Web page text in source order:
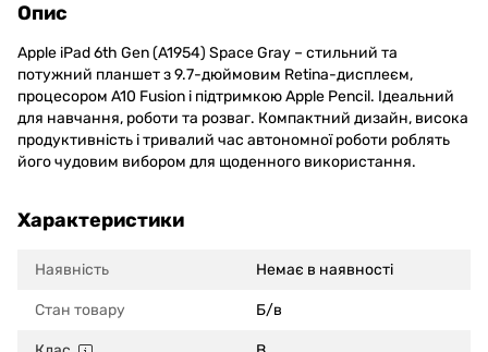
Опис
Apple iPad 6th Gen (A1954) Space Gray – стильний та
потужний планшет з 9.7-дюймовим Retina-дисплеєм,
процесором A10 Fusion і підтримкою Apple Pencil. Ідеальний
для навчання, роботи та розваг. Компактний дизайн, висока
продуктивність і тривалий час автономної роботи роблять
його чудовим вибором для щоденного використання.
Характеристики
Наявність Немає в наявності
Стан товару Б/в